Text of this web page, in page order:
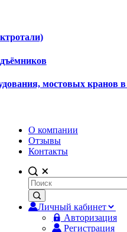
мостовых
О компании
Отзывы
Контакты
Личный кабинет
Авторизация
Регистрация